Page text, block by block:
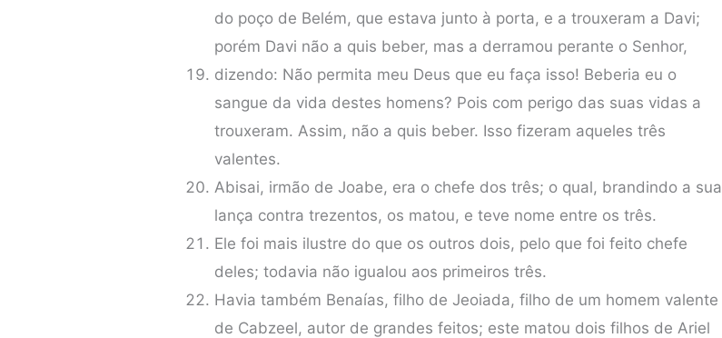
do poço de Belém, que estava junto à porta, e a trouxeram a Davi;
porém Davi não a quis beber, mas a derramou perante o Senhor,
dizendo: Não permita meu Deus que eu faça isso! Beberia eu o
sangue da vida destes homens? Pois com perigo das suas vidas a
trouxeram. Assim, não a quis beber. Isso fizeram aqueles três
valentes.
Abisai, irmão de Joabe, era o chefe dos três; o qual, brandindo a sua
lança contra trezentos, os matou, e teve nome entre os três.
Ele foi mais ilustre do que os outros dois, pelo que foi feito chefe
deles; todavia não igualou aos primeiros três.
Havia também Benaías, filho de Jeoiada, filho de um homem valente
de Cabzeel, autor de grandes feitos; este matou dois filhos de Ariel